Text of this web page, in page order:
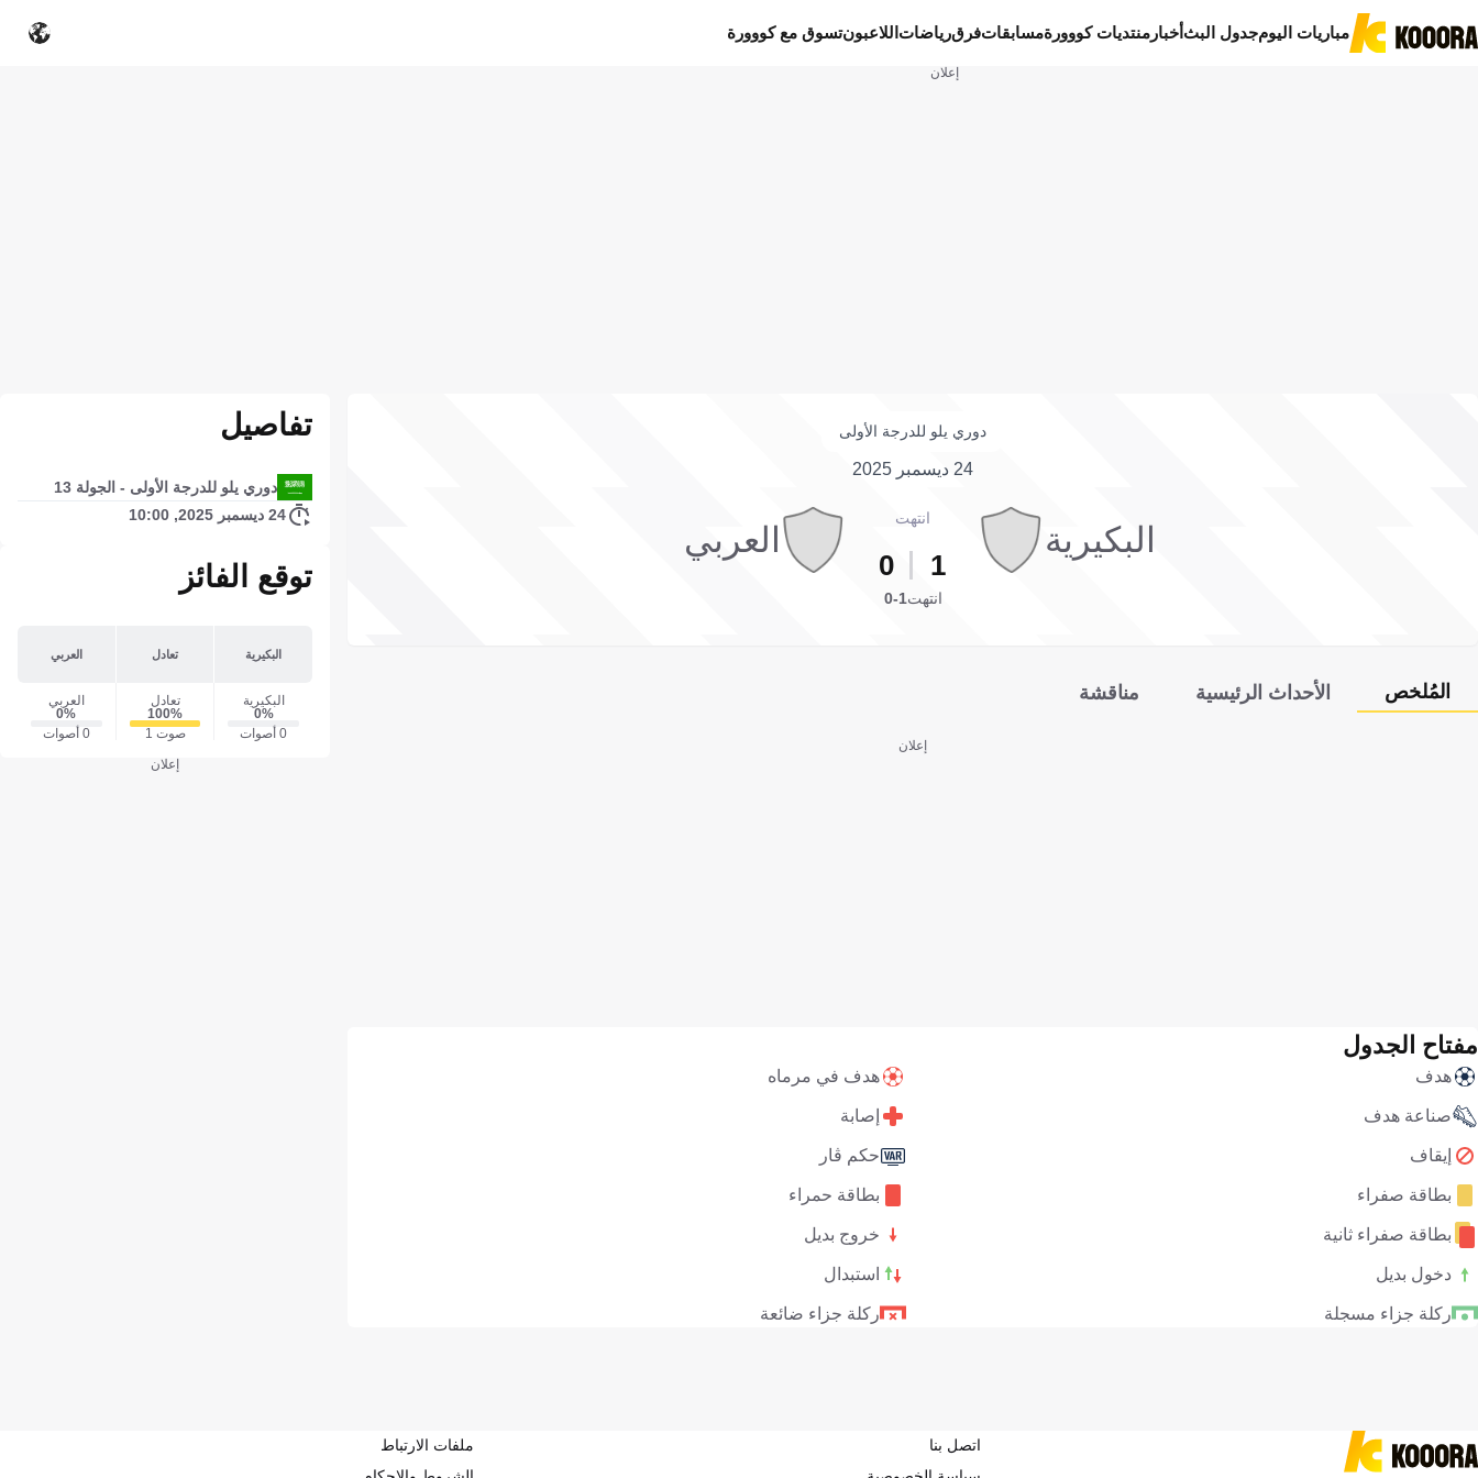
مباريات اليومجدول البثأخبار منتديات كووورةمسابقاتفرقرياضات اللاعبونتسوق مع كووورة
إعلان
دوري يلو للدرجة الأولى
24 ديسمبر 2025
البكيرية
انتهت
1
0
العربي
انتهت1-0
المُلخص الأحداث الرئيسية مناقشة
إعلان
مفتاح الجدول
هدف هدف في مرماه
صناعة هدف إصابة
إيقاف حكم ڤار
بطاقة صفراء بطاقة حمراء
بطاقة صفراء ثانية خروج بديل
دخول بديل استبدال
ركلة جزاء مسجلة ركلة جزاء ضائعة
تفاصيل
دوري يلو للدرجة الأولى - الجولة 13
24 ديسمبر 2025, 10:00
توقع الفائز
البكيرية تعادل العربي
البكيرية
0‎%‎
0 أصوات
تعادل
100‎%‎
صوت 1
العربي
0‎%‎
0 أصوات
إعلان
اتصل بنا
ملفات الارتباط